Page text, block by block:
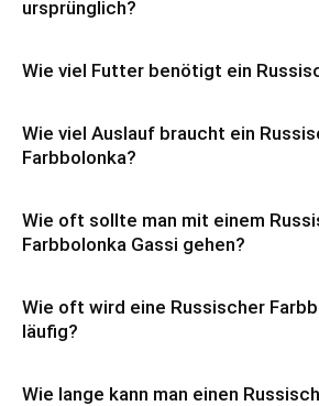
ursprünglich?
Wie viel Futter benötigt ein
Wie viel Auslauf braucht ein
Farbbolonka?
Wie oft sollte man mit einem
Farbbolonka Gassi gehen?
Wie oft wird eine Russischer
läufig?
Wie lange kann man einen